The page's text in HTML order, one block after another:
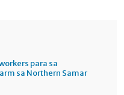
para sa
sa Northern Samar